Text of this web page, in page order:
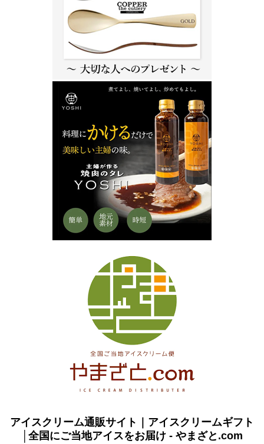
アイスクリーム通販サイト｜アイスクリームギフト
│全国にご当地アイスをお届け - やまざと.com